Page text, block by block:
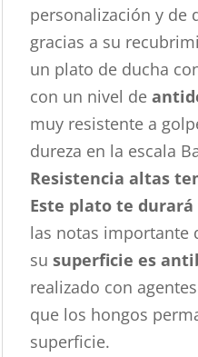
personalización y de
gracias a su
un plato de ducha
con un nivel de
muy resistente a
dureza en la escala
Resistencia altas
Este plato te
las notas importante
susuperficie es
realizado con
que los hongos
superficie.